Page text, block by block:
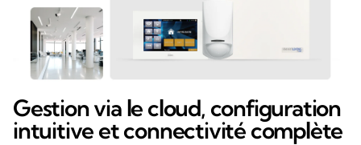
Gestion via le cloud, configuration
intuitive et connectivité complète